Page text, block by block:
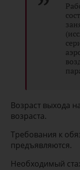
Возраст выхода
возраста.
Требования к
предъявляются.
Необходимый